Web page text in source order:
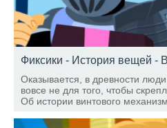
Оказывается, в древности
вовсе не для того, чтобы
Об истории винтового